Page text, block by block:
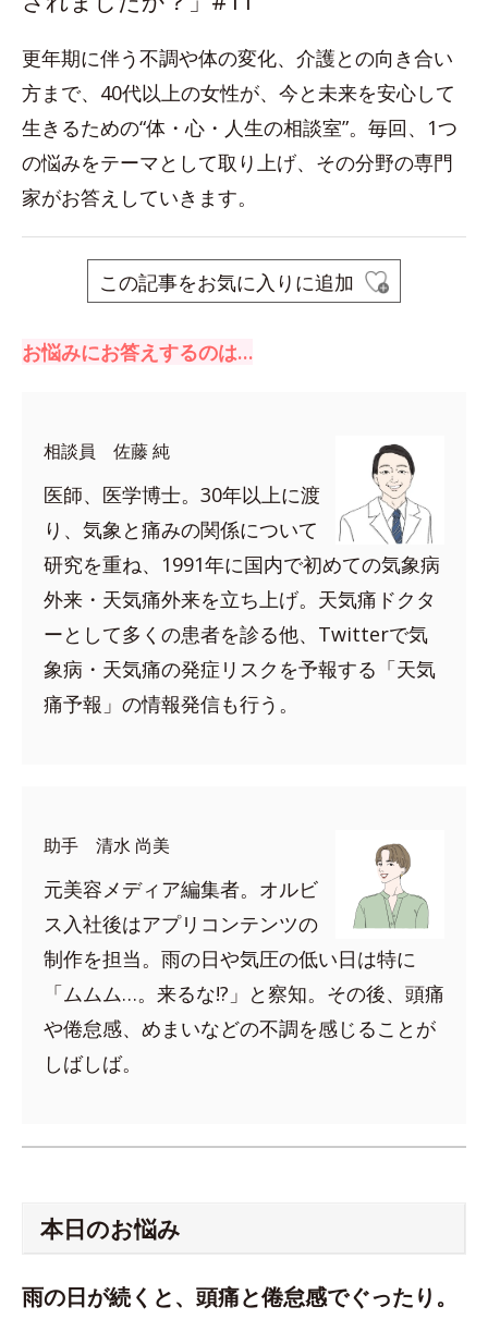
更年期に伴う不調や体の変化、介護との向き合い
方まで、40代以上の女性が、今と未来を安心して
生きるための“体・心・人生の相談室”。毎回、1つ
の悩みをテーマとして取り上げ、その分野の専門
家がお答えしていきます。
この記事をお気に入りに追加
お悩みにお答えするのは…
相談員 佐藤 純
医師、医学博士。30年以上に渡
り、気象と痛みの関係について
研究を重ね、1991年に国内で初めての気象病
外来・天気痛外来を立ち上げ。天気痛ドクタ
ーとして多くの患者を診る他、Twitterで気
象病・天気痛の発症リスクを予報する「天気
痛予報」の情報発信も行う。
助手 清水 尚美
元美容メディア編集者。オルビ
ス入社後はアプリコンテンツの
制作を担当。雨の日や気圧の低い日は特に
「ムムム…。来るな!?」と察知。その後、頭痛
や倦怠感、めまいなどの不調を感じることが
しばしば。
本日のお悩み
雨の日が続くと、頭痛と倦怠感でぐったり。